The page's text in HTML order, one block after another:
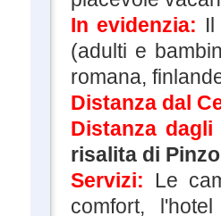
In evidenzia:
(adulti e
romana,
Distanza dal
Distanza
risalita di
Servizi: Le
comfort,